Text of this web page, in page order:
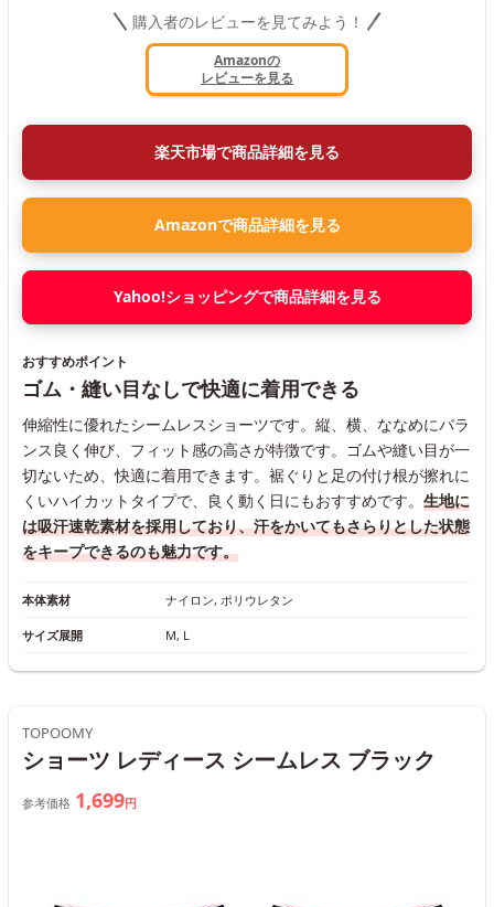
購入者のレビューを見てみよう！
Amazonの
レビューを見る
楽天市場で商品詳細を見る
Amazonで商品詳細を見る
Yahoo!ショッピングで商品詳細を見る
おすすめポイント
ゴム・縫い目なしで快適に着用できる
伸縮性に優れたシームレスショーツです。縦、横、ななめにバラ
ンス良く伸び、フィット感の高さが特徴です。ゴムや縫い目が一
切ないため、快適に着用できます。裾ぐりと足の付け根が擦れに
くいハイカットタイプで、良く動く日にもおすすめです。 生地に
は吸汗速乾素材を採用しており、汗をかいてもさらりとした状態
をキープできるのも魅力です。
本体素材 ナイロン, ポリウレタン
サイズ展開 M, L
TOPOOMY
ショーツ レディース シームレス ブラック
参考価格 1,699円